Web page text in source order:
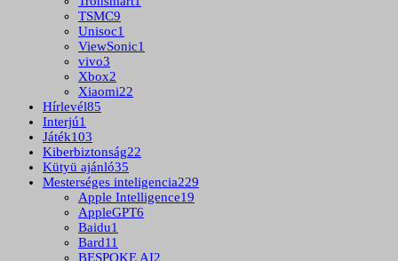
TSMC9
Unisoc1
ViewSonic1
vivo3
Xbox2
Xiaomi22
Hírlevél85
Interjú1
Játék103
Kiberbiztonság22
Kütyü ajánló35
Mesterséges inteligencia229
Apple Intelligence19
AppleGPT6
Baidu1
Bard11
BESPOKE AI2